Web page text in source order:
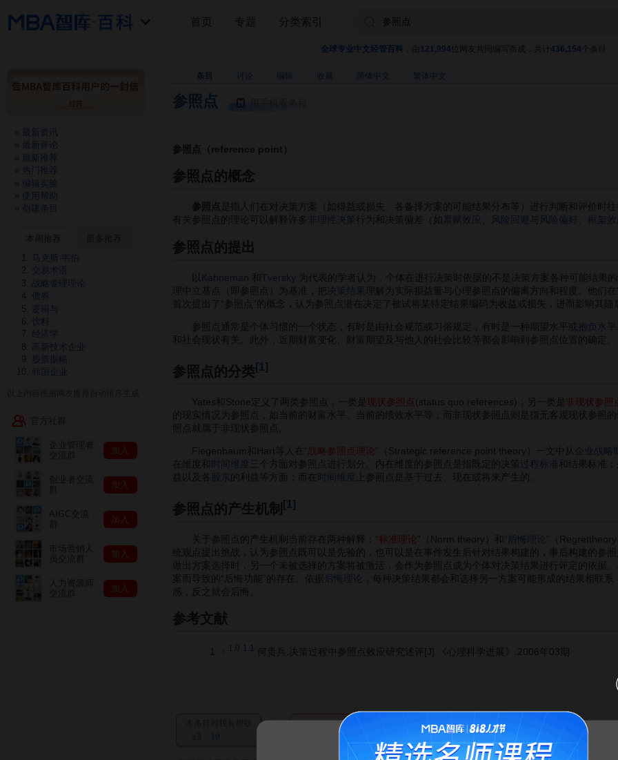
全球专业中文经管百科 121,994 位网友共同编写而成，共计 436,154 个条目
条目 收藏
参照点
参照点（reference point）
参照点的概念
参照点 是指人们在对决策方案（如得益或损失、各备择方案的可能结果分布等）进行判断和评价时
有关参照点的理论可以解释许多
非理性决策 行为和决策偏差（如 禀赋效应 风险回避 与 风险偏好 框架效
参照点的提出
Kahneman 和 Tversky 为代表的学者认为，个体在进行决策时依据的不是决策方案各种可能结果
理中立基点（即参照点）为基准，把 决策结果 理解为实际损益量与心理参照点的偏离方向和程度。他们在
首次提出了“参照点”的概念，认为参照点潜在决定了被试将某特定结果编码为收益或损失，进而影响其随
参照点通常是个体习惯的一个状态，有时是由社会规范或习俗规定，有时是一种期望水平或 抱负水平
和社会现状有关。此外，近期财富变化、财富期望及与他人的社会比较等都会影响到参照点位置的确定。
参照点的分类[1]
Yates和Stone定义了两类参照点，一类是 现状参照点 (status quo references)；另一类是 非现状参照
的现实情况为参照点，如当前的财富水平、当前的绩效水平等；而非现状参照点则是指无客观现状参照的
照点就属于非现状参照点。
Fiegenbaum和Hart等人在“ 战略参照点理论 ”（Strategic reference point theory）一文中从 企业战略
在维度和
时间维度 三个方面对参照点进行划分。内在维度的参照点是指既定的决策 过程标准 和结果标准
益以及各 股东的利益等方面；而在 时间维度 上参照点是基于过去、现在或将来产生的。
参照点的产生机制 [1]
关于参照点的产生机制当前存在两种解释：“标准理论 ”（Norm theory）和“ 后悔理论 ”（Regrettheory
统观点提出挑战，认为参照点既可以是先验的，也可以是在事件发生后针对结果构建的，事后构建的参
做出方案选择时，另一个未被选择的方案将被激活，会作为参照点成为个体对决策结果进行评定的依据。
案而导致的“后悔功能”的存在。依据
后悔理论
，每种决策结果都会和选择另一方案可能形成的结果相联
感，反之就会后悔。
参考文献
1.0 何贵兵.决策过程中参照点效应研究述评[J].《心理科学进展》.2006年03期
赏 MBA智库APP
首页 专题 分类索引
最新资讯
最新评论
最新推荐
热门推荐
编辑实验
使用帮助
创建条目
马克斯·韦伯
交易术语
战略管理理论
债券
逻辑与
饮料
经济学
高新技术企业
股票振幅
韩国企业
加入
加入
加入
加入
加入
告MBA智库百科用户的一封信